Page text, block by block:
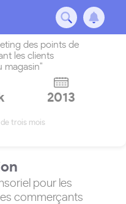
des points de
les clients
magasin"
2013
trois mois
pour les
commerçants